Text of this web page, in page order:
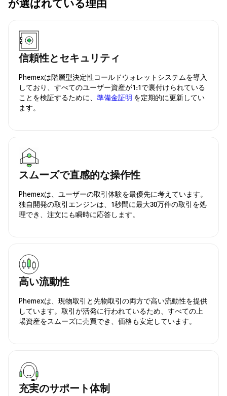
が選ばれている理由
信頼性とセキュリティ
Phemexは階層型決定性コールドウォレットシステムを導入
しており、すべてのユーザー資産が1:1で裏付けられている
ことを検証するために、 準備金証明 を定期的に更新してい
ます。
スムーズで直感的な操作性
Phemexは、ユーザーの取引体験を最優先に考えています。
独自開発の取引エンジンは、1秒間に最大30万件の取引を処
理でき、注文にも瞬時に応答します。
高い流動性
Phemexは、現物取引と先物取引の両方で高い流動性を提供
しています。取引が活発に行われているため、すべての上
場資産をスムーズに売買でき、価格も安定しています。
充実のサポート体制